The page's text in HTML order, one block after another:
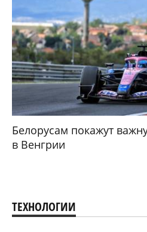
Белорусам покажут
в Венгрии
ТЕХНОЛОГИИ